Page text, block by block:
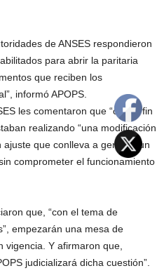
de ANSES respondieron
para abrir la paritaria
que reciben los
informó APOPS.
les comentaron que “con el fin
realizando “una modificación
que conlleva a generar un
comprometer el funcionamiento
que, “con el tema de
empezarán una mesa de
vigencia. Y afirmaron que,
judicializará dicha cuestión”.